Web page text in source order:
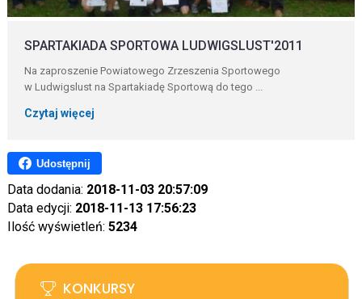
SPARTAKIADA SPORTOWA LUDWIGSLUST'2011
Na zaproszenie Powiatowego Zrzeszenia Sportowego
w Ludwigslust na Spartakiadę Sportową do tego ...
Czytaj więcej
Udostępnij
Data dodania: 2018-11-03 20:57:09
Data edycji: 2018-11-13 17:56:23
Ilość wyświetleń: 5234
KONKURSY